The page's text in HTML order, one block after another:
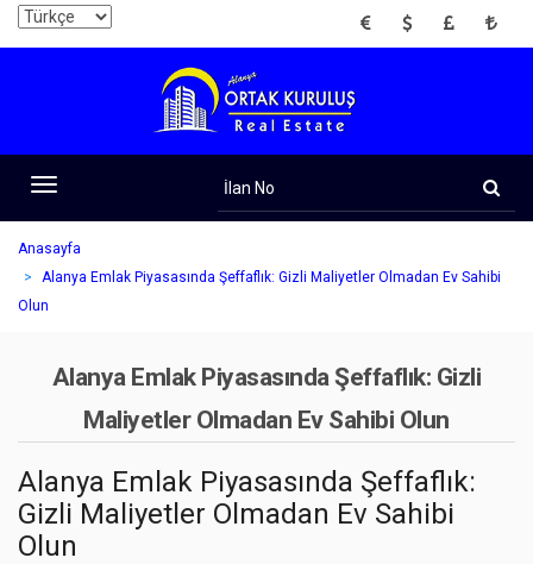
EUR USD GBP TRY
Toggle
navigation
No
Anasayfa
Alanya Emlak Piyasasında Şeffaflık: Gizli Maliyetler Olmadan Ev Sahibi
Olun
Alanya Emlak Piyasasında Şeffaflık: Gizli
Maliyetler Olmadan Ev Sahibi Olun
Alanya Emlak Piyasasında Şeffaflık:
Gizli Maliyetler Olmadan Ev Sahibi
Olun